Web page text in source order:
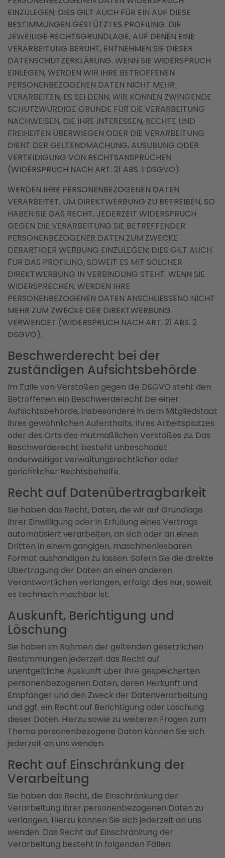
EINZULEGEN; DIES GILT AUCH FÜR EIN AUF DIESE
BESTIMMUNGEN GESTÜTZTES PROFILING. DIE
JEWEILIGE RECHTSGRUNDLAGE, AUF DENEN EINE
VERARBEITUNG BERUHT, ENTNEHMEN SIE DIESER
DATENSCHUTZERKLÄRUNG. WENN SIE WIDERSPRUCH
EINLEGEN, WERDEN WIR IHRE BETROFFENEN
PERSONENBEZOGENEN DATEN NICHT MEHR
VERARBEITEN, ES SEI DENN, WIR KÖNNEN ZWINGENDE
SCHUTZWÜRDIGE GRÜNDE FÜR DIE VERARBEITUNG
NACHWEISEN, DIE IHRE INTERESSEN, RECHTE UND
FREIHEITEN ÜBERWIEGEN ODER DIE VERARBEITUNG
DIENT DER GELTENDMACHUNG, AUSÜBUNG ODER
VERTEIDIGUNG VON RECHTSANSPRÜCHEN
(WIDERSPRUCH NACH ART. 21 ABS. 1 DSGVO).
WERDEN IHRE PERSONENBEZOGENEN DATEN
VERARBEITET, UM DIREKTWERBUNG ZU BETREIBEN, SO
HABEN SIE DAS RECHT, JEDERZEIT WIDERSPRUCH
GEGEN DIE VERARBEITUNG SIE BETREFFENDER
PERSONENBEZOGENER DATEN ZUM ZWECKE
DERARTIGER WERBUNG EINZULEGEN; DIES GILT AUCH
FÜR DAS PROFILING, SOWEIT ES MIT SOLCHER
DIREKTWERBUNG IN VERBINDUNG STEHT. WENN SIE
WIDERSPRECHEN, WERDEN IHRE
PERSONENBEZOGENEN DATEN ANSCHLIESSEND NICHT
MEHR ZUM ZWECKE DER DIREKTWERBUNG
VERWENDET (WIDERSPRUCH NACH ART. 21 ABS. 2
DSGVO).
Beschwerde­recht bei der
zuständigen Aufsichts­behörde
Im Falle von Verstößen gegen die DSGVO steht den
Betroffenen ein Beschwerderecht bei einer
Aufsichtsbehörde, insbesondere in dem Mitgliedstaat
ihres gewöhnlichen Aufenthalts, ihres Arbeitsplatzes
oder des Orts des mutmaßlichen Verstoßes zu. Das
Beschwerderecht besteht unbeschadet
anderweitiger verwaltungsrechtlicher oder
gerichtlicher Rechtsbehelfe.
Recht auf Daten­übertrag­barkeit
Sie haben das Recht, Daten, die wir auf Grundlage
Ihrer Einwilligung oder in Erfüllung eines Vertrags
automatisiert verarbeiten, an sich oder an einen
Dritten in einem gängigen, maschinenlesbaren
Format aushändigen zu lassen. Sofern Sie die direkte
Übertragung der Daten an einen anderen
Verantwortlichen verlangen, erfolgt dies nur, soweit
es technisch machbar ist.
Auskunft, Berichtigung und
Löschung
Sie haben im Rahmen der geltenden gesetzlichen
Bestimmungen jederzeit das Recht auf
unentgeltliche Auskunft über Ihre gespeicherten
personenbezogenen Daten, deren Herkunft und
Empfänger und den Zweck der Datenverarbeitung
und ggf. ein Recht auf Berichtigung oder Löschung
dieser Daten. Hierzu sowie zu weiteren Fragen zum
Thema personenbezogene Daten können Sie sich
jederzeit an uns wenden.
Recht auf Einschränkung der
Verarbeitung
Sie haben das Recht, die Einschränkung der
Verarbeitung Ihrer personenbezogenen Daten zu
verlangen. Hierzu können Sie sich jederzeit an uns
wenden. Das Recht auf Einschränkung der
Verarbeitung besteht in folgenden Fällen: